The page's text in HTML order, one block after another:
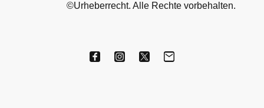
©Urheberrecht. Alle Rechte vorbehalten.